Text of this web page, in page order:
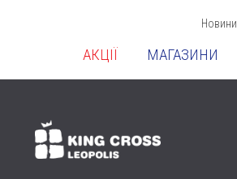
Новини
АКЦІЇ МАГАЗИНИ